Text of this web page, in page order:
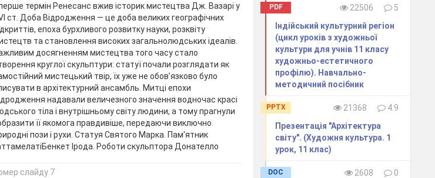
термін Ренесанс вжив історик мистецтва Дж. Вазарі у
ст. Доба Відродження — це доба великих географічних
епоха бурхливого розвитку науки, розквіту
та становлення високих загальнолюдських ідеалів.
досягненням мистецтва того часу стало
круглої скульптури: статуї почали розглядати як
мистецький твір, їх уже не обов’язково було
в архітектурний ансамбль. Митці епохи
надавали величезного значення водночас красі
тіла і внутрішньому світу людини, а тому прагнули
її якомога правдивіше, передаючи виключно
пози і рухи. Статуя Святого Марка. Пам'ятник
Ірода. Роботи скульптора Донателло
слайду 7
PDF 22506
5
Індійський культурний регіон
(цикл уроків з художньої
культури для учнів 11 класу
художньо-естетичного
профілю). Навчально-
методичний посібник
PPTX 21368
4.9
Презентація "Архітектура
світу". (Художня культура. 1
урок, 11 клас)
DOC 2608
0